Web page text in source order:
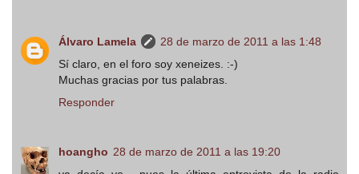
Álvaro Lamela
28 de marzo de 2011 a las 1:48
Sí claro, en el foro soy xeneizes. :-)
Muchas gracias por tus palabras.
Responder
hoangho 28 de marzo de 2011 a las 19:20